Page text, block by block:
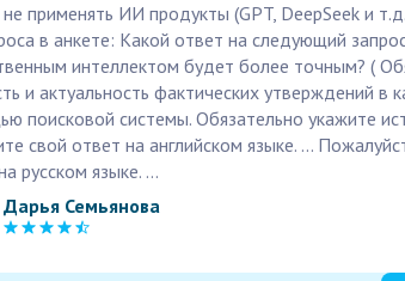
применять ИИ продукты (GPT, DeepSeek и
в анкете: Какой ответ на следующий
интеллектом будет более точным? (
и актуальность фактических утверждений в
поисковой системы. Обязательно укажите
свой ответ на английском языке. ...
русском языке. ...
Дарья Семьянова